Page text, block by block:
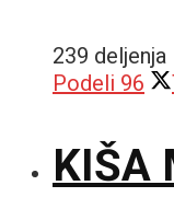
239 deljenja
Podeli 96
KIŠA